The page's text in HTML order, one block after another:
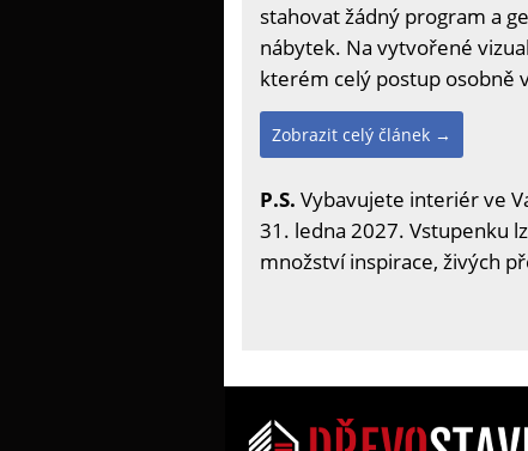
stahovat žádný program a
nábytek. Na vytvořené
kterém celý postup osobně
Zobrazit celý článek →
P.S. Vybavujete interiér ve
31. ledna 2027. Vstupenku
množství inspirace, živých